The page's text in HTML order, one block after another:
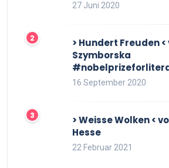
27 Juni 2020
> Hundert Freuden
Szymborska
16 September 2020
> Weisse Wolken <
Hesse
22 Februar 2021